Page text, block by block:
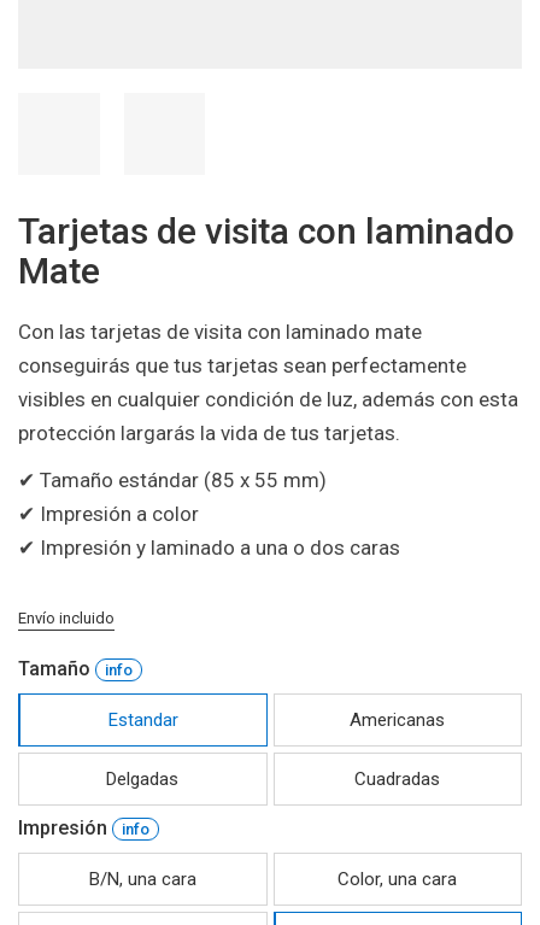
Tarjetas de visita con laminado
Mate
Con las tarjetas de visita con laminado mate
conseguirás que tus tarjetas sean perfectamente
visibles en cualquier condición de luz, además con esta
protección largarás la vida de tus tarjetas.
✔ Tamaño estándar (85 x 55 mm)
✔ Impresión a color
✔ Impresión y laminado a una o dos caras
Envío incluido
Tamaño
Estandar Americanas
Delgadas Cuadradas
Impresión
B/N, una cara Color, una cara